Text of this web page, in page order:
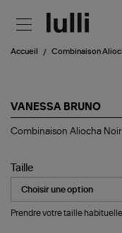
Accueil Combinaison
VANESSA BRUNO
Combinaison
Combinaison Aliocha Noir
Taille
Prendre votre taille